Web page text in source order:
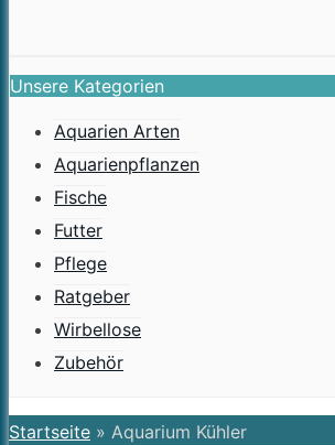
Unsere Kategorien
Aquarien Arten
Aquarienpflanzen
Fische
Futter
Pflege
Ratgeber
Wirbellose
Zubehör
Startseite » Aquarium Kühler